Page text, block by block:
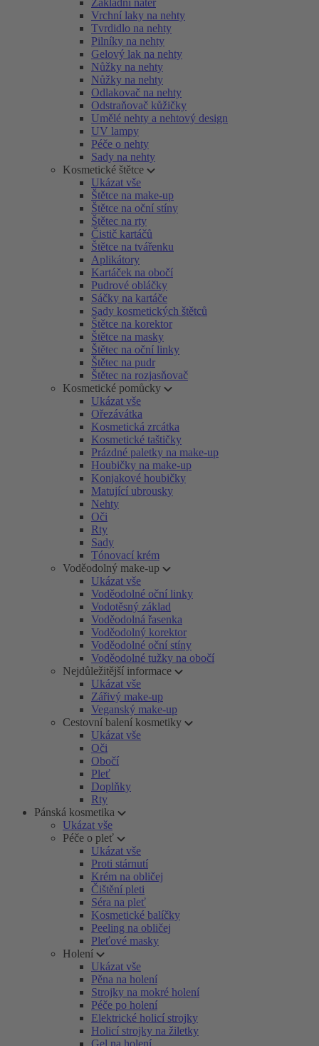
Základní nátěr
Vrchní laky na nehty
Tvrdidlo na nehty
Pilníky na nehty
Gelový lak na nehty
Nůžky na nehty
Nůžky na nehty
Odlakovač na nehty
Odstraňovač kůžičky
Umělé nehty a nehtový design
UV lampy
Péče o nehty
Sady na nehty
Kosmetické štětce
Ukázat vše
Štětce na make-up
Štětce na oční stíny
Štětec na rty
Čistič kartáčů
Štětce na tvářenku
Aplikátory
Kartáček na obočí
Pudrové obláčky
Sáčky na kartáče
Sady kosmetických štětců
Štětce na korektor
Štětce na masky
Štětec na oční linky
Štětec na pudr
Štětec na rozjasňovač
Kosmetické pomůcky
Ukázat vše
Ořezávátka
Kosmetická zrcátka
Kosmetické taštičky
Prázdné paletky na make-up
Houbičky na make-up
Konjakové houbičky
Matující ubrousky
Nehty
Oči
Rty
Sady
Tónovací krém
Voděodolný make-up
Ukázat vše
Voděodolné oční linky
Vodotěsný základ
Voděodolná řasenka
Voděodolný korektor
Voděodolné oční stíny
Voděodolné tužky na obočí
Nejdůležitější informace
Ukázat vše
Zářivý make-up
Veganský make-up
Cestovní balení kosmetiky
Ukázat vše
Oči
Obočí
Pleť
Doplňky
Rty
Pánská kosmetika
Ukázat vše
Péče o pleť
Ukázat vše
Proti stárnutí
Krém na obličej
Čištění pleti
Séra na pleť
Kosmetické balíčky
Peeling na obličej
Pleťové masky
Holení
Ukázat vše
Pěna na holení
Strojky na mokré holení
Péče po holení
Elektrické holicí strojky
Holicí strojky na žiletky
Gel na holení